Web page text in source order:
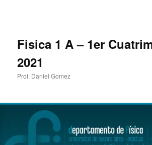
Fisica 1 A – 1er
2021
Prof. Daniel Gomez